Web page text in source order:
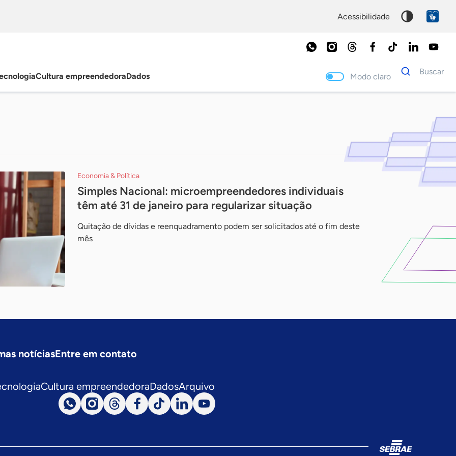
acessibilidade
Cultura empreendedoraDados Modo claro
Dados
para
Buscar
Economia & Política
Simples Nacional: microempreendedores individuais
têm até 31 de janeiro para regularizar situação
Quitação de dívidas e reenquadramento podem ser solicitados até o fim deste
mês
notíciasEntre em contato
Cultura empreendedoraDadosArquivo